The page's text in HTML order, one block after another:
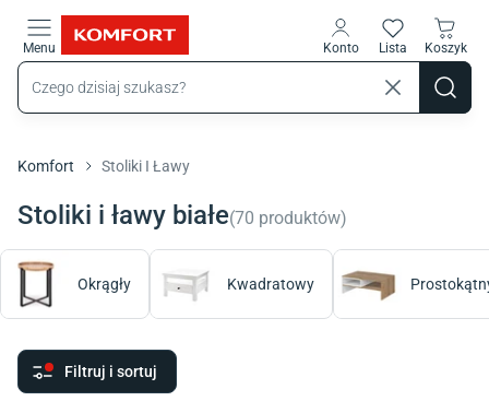
Menu Konto Lista Koszyk
Komfort Stoliki I Ławy
Stoliki i ławy białe(70 produktów)
Okrągły Kwadratowy
Filtruj i sortuj